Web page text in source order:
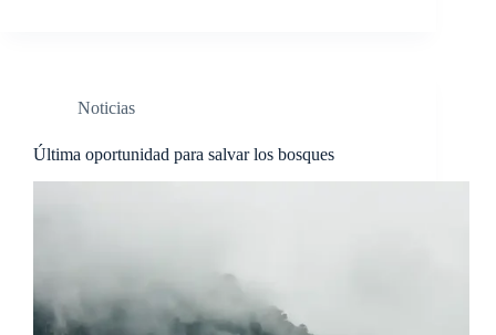
Noticias
Última oportunidad para salvar los bosques